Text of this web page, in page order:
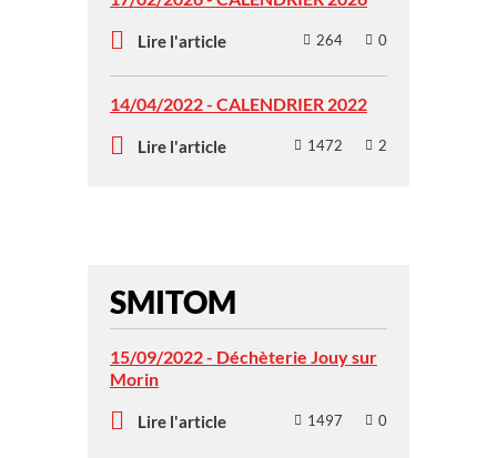
Lire l'article 264 0
14/04/2022 - CALENDRIER 2022
Lire l'article 1472 2
SMITOM
15/09/2022 - Déchèterie Jouy sur
Morin
Lire l'article 1497 0